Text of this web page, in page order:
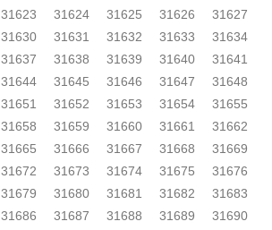
31623 31624 31625 31626
31627
31630 31631 31632 31633
31634
31637 31638 31639 31640
31641
31644 31645 31646 31647
31648
31651 31652 31653 31654
31655
31658 31659 31660 31661
31662
31665 31666 31667 31668
31669
31672 31673 31674 31675
31676
31679 31680 31681 31682
31683
31686 31687 31688 31689
31690